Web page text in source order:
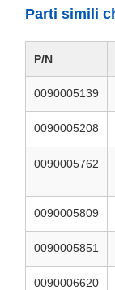
Parti simili
P/N
0090005139
0090005208
0090005762
0090005809
0090005851
0090006620